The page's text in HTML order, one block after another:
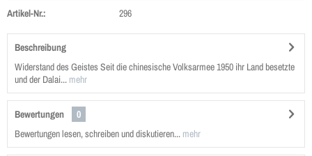
Artikel-Nr.: 296
Beschreibung
Widerstand des Geistes Seit die chinesische Volks­armee 1950 ihr Land besetzte
und der Dalai... mehr
Bewertungen
0
Bewertungen lesen, schreiben und diskutieren... mehr